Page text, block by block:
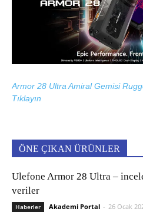
Armor 28 Ultra Amiral Gemisi
Tıklayın
ÖNE ÇIKAN ÜRÜNLER
Ulefone Armor 28 Ultra –
veriler
Haberler Akademi Portal - 26 Ocak